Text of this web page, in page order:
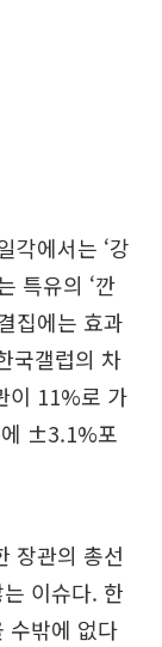
각에서는 ‘강
특유의 ‘깐
집에는 효과
국갤럽의 차
이 11%로 가
에 ±3.1%포
장관의 총선
이슈다. 한
수밖에 없다